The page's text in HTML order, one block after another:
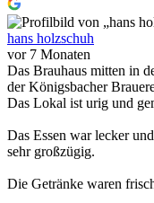
hans holzschuh
vor 7 Monaten
Das Brauhaus mitten in
der Königsbacher
Das Lokal ist urig und
Das Essen war lecker
sehr großzügig.
Die Getränke waren